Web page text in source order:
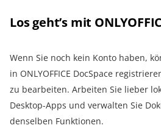
Los geht’s mit
Wenn Sie noch kein Konto haben,
in ONLYOFFICE DocSpace
zu bearbeiten. Arbeiten Sie lieber
Desktop-Apps und verwalten Sie
denselben Funktionen.